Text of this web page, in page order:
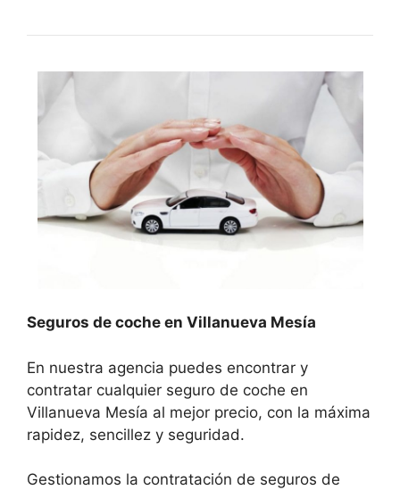
Seguros de coche en Villanueva Mesía
En nuestra agencia puedes encontrar y
contratar cualquier seguro de coche en
Villanueva Mesía al mejor precio, con la máxima
rapidez, sencillez y seguridad.
Gestionamos la contratación de seguros de